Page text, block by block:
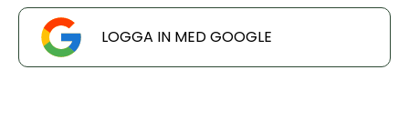
LOGGA IN MED GOOGLE